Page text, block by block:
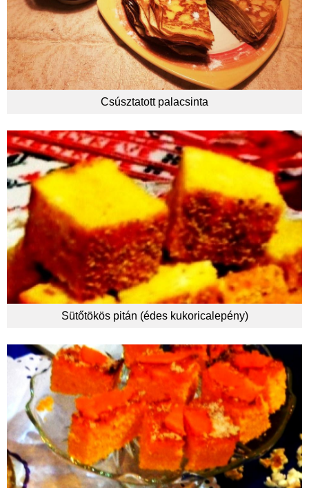
Csúsztatott palacsinta
Sütőtökös pitán (édes kukoricalepény)